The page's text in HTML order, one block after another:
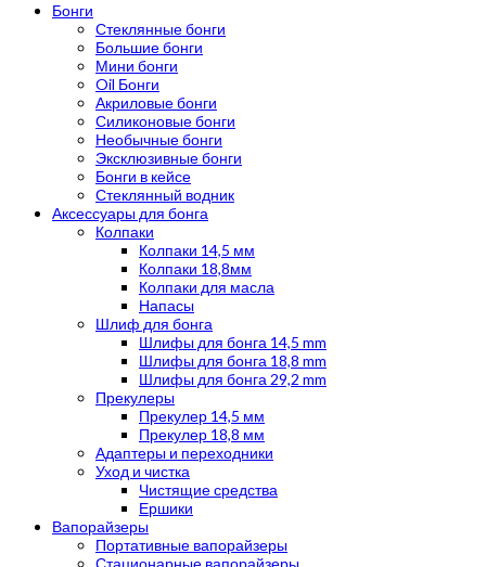
Бонги
Стеклянные бонги
Большие бонги
Мини бонги
Oil Бонги
Акриловые бонги
Силиконовые бонги
Необычные бонги
Эксклюзивные бонги
Бонги в кейсе
Стеклянный водник
Аксессуары для бонга
Колпаки
Колпаки 14,5 мм
Колпаки 18,8мм
Колпаки для масла
Напасы
Шлиф для бонга
Шлифы для бонга 14,5 mm
Шлифы для бонга 18,8 mm
Шлифы для бонга 29,2 mm
Прекулеры
Прекулер 14,5 мм
Прекулер 18,8 мм
Адаптеры и переходники
Уход и чистка
Чистящие средства
Ершики
Вапорайзеры
Портативные вапорайзеры
Стационарные вапорайзеры